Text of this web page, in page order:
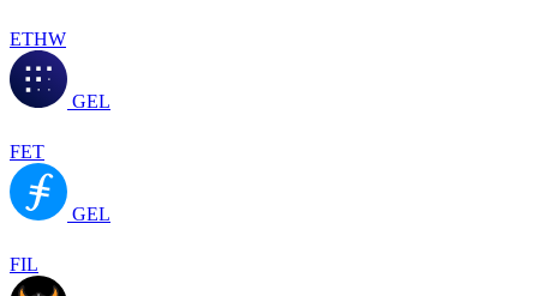
ETHW
GEL
FET
GEL
FIL